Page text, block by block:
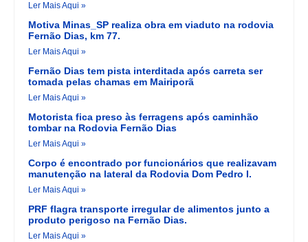
Ler Mais Aqui »
Motiva Minas_SP realiza obra em viaduto na rodovia
Fernão Dias, km 77.
Ler Mais Aqui »
Fernão Dias tem pista interditada após carreta ser
tomada pelas chamas em Mairiporã
Ler Mais Aqui »
Motorista fica preso às ferragens após caminhão
tombar na Rodovia Fernão Dias
Ler Mais Aqui »
Corpo é encontrado por funcionários que realizavam
manutenção na lateral da Rodovia Dom Pedro I.
Ler Mais Aqui »
PRF flagra transporte irregular de alimentos junto a
produto perigoso na Fernão Dias.
Ler Mais Aqui »